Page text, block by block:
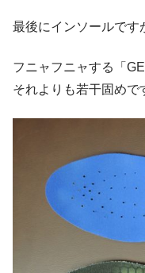
最後にインソールです
フニャフニャする「
それよりも若干固めで